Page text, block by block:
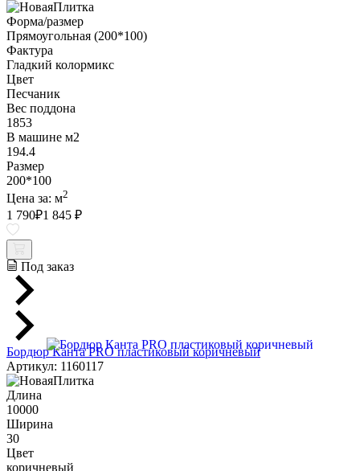
Форма/размер
Прямоугольная (200*100)
Фактура
Гладкий колормикс
Цвет
Песчаник
Вес поддона
1853
В машине м2
194.4
Размер
200*100
Цена за: м2
1 790₽1 845 ₽
Под заказ
Бордюр Канта PRO пластиковый коричневый
Артикул: 1160117
Длина
10000
Ширина
30
Цвет
коричневый